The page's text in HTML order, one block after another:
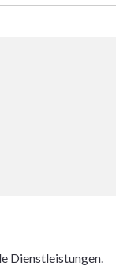
Dienstleistungen.